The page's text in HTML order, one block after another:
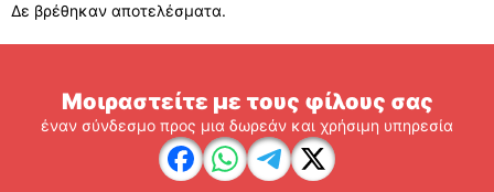
Δε βρέθηκαν αποτελέσματα.
Μοιραστείτε με τους φίλους σας
έναν σύνδεσμο προς μια δωρεάν και χρήσιμη υπηρεσία